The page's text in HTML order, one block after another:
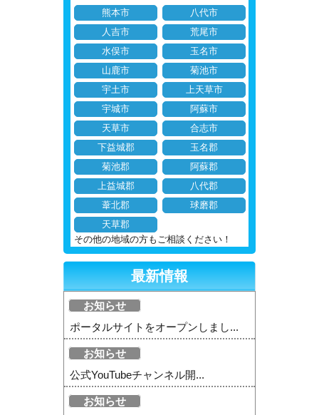
熊本市
八代市
人吉市
荒尾市
水俣市
玉名市
山鹿市
菊池市
宇土市
上天草市
宇城市
阿蘇市
天草市
合志市
下益城郡
玉名郡
菊池郡
阿蘇郡
上益城郡
八代郡
葦北郡
球磨郡
天草郡
その他の地域の方もご相談ください！
最新情報
お知らせ
ポータルサイトをオープンしまし...
お知らせ
公式YouTubeチャンネル開...
お知らせ